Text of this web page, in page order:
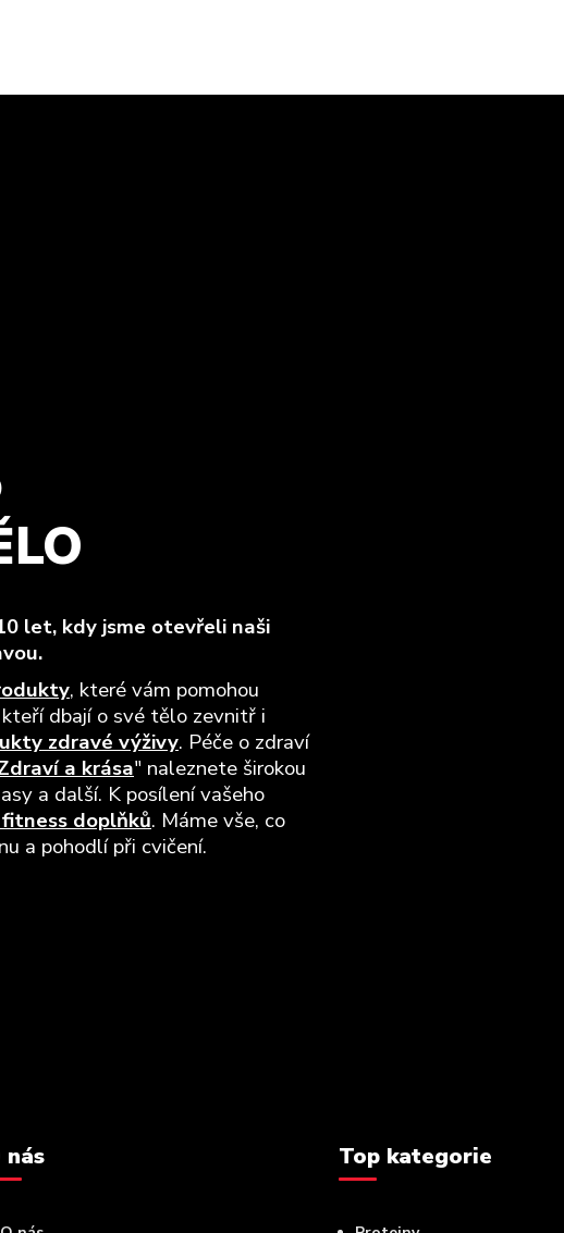
let, kdy jsme otevřeli naši
, které vám pomohou
dbají o své tělo zevnitř i
zdravé výživy. Péče o zdraví
a krása" naleznete širokou
a další. K posílení vašeho
doplňků. Máme vše, co
a pohodlí při cvičení.
nás Top kategorie